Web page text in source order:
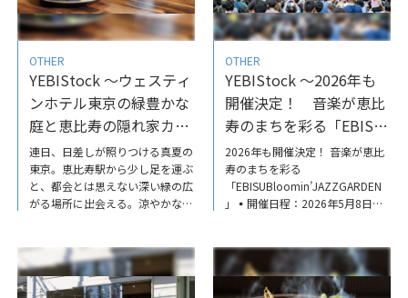
OTHER
YEBIStock ～ウェスティ
ンホテル東京の緑豊かな
庭と恵比寿の隠れ家カフ
ェで過ごす、涼やかなひ
ととき
連日、日差しが照りつける真夏の
東京。恵比寿駅から少し足を運ぶ
と、都会とは思えない深い緑の広
がる場所に出会える。涼やかな庭
へ。五感で「涼」を楽しむコース
をご紹介しています。ぜひご覧く
ださいYEBIStock～ウェスティン
OTHER
YEBIStock ～2026年も
開催決定！ 音楽が恵比
寿のまちを彩る「EBISU
Bloomin’ JAZZ
GARDEN」
2026年も開催決定！ 音楽が恵比
寿のまちを彩る
「EBISUBloomin’JAZZGARDEN
」▪開催日程：2026年5月8日
全域▪入場無料（一部、有料チケ
ット公演を除く）2026年のテー